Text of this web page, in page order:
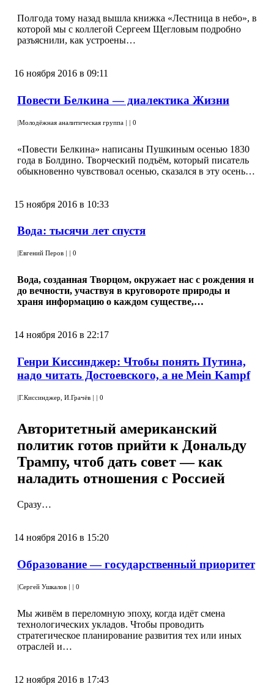
Полгода тому назад вышла книжка «Лестница в небо», в
которой мы с коллегой Сергеем Щегловым подробно
разъяснили, как устроены…
16 ноября 2016 в 09:11
Повести Белкина — диалектика Жизни
|Молодёжная аналитическая группа | | 0
«Повести Белкина» написаны Пушкиным осенью 1830
года в Болдино. Творческий подъём, который писатель
обыкновенно чувствовал осенью, сказался в эту осень…
15 ноября 2016 в 10:33
Вода: тысячи лет спустя
|Евгений Перов | | 0
Вода, созданная Творцом, окружает нас с рождения и
до вечности, участвуя в круговороте природы и
храня информацию о каждом существе,…
14 ноября 2016 в 22:17
Генри Киссинджер: Чтобы понять Путина,
надо читать Достоевского, а не Mein Kampf
|Г.Киссинджер, И.Грачёв | | 0
Авторитетный американский
политик готов прийти к Дональду
Трампу, чтоб дать совет — как
наладить отношения с Россией
Сразу…
14 ноября 2016 в 15:20
Образование — государственный приоритет
|Сергей Ушкалов | | 0
Мы живём в переломную эпоху, когда идёт смена
технологических укладов. Чтобы проводить
стратегическое планирование развития тех или иных
отраслей и…
12 ноября 2016 в 17:43